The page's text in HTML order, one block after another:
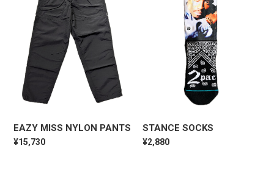
EAZY MISS NYLON PANTS
¥15,730
STANCE SOCKS
¥2,880